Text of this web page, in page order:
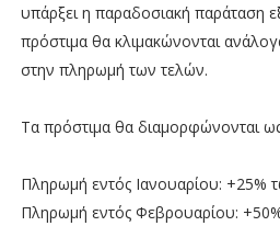
υπάρξει η παραδοσιακή παράταση
πρόστιμα θα κλιμακώνονται
στην πληρωμή των τελών.
Τα πρόστιμα θα διαμορφώνονται
Πληρωμή εντός Ιανουαρίου: +25%
Πληρωμή εντός Φεβρουαρίου: